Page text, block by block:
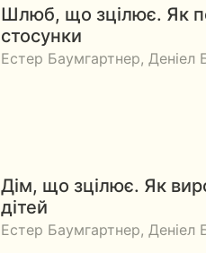
Шлюб, що зцілює. Як
стосунки
Естер Баумгартнер, Деніел
Дім, що зцілює. Як
дітей
Естер Баумгартнер, Деніел